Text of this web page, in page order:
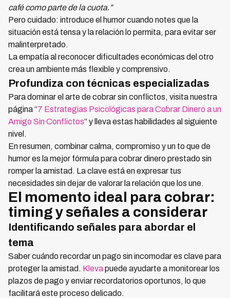
café como parte de la cuota.”
Pero cuidado: introduce el humor cuando notes que la
situación está tensa y la relación lo permita, para evitar ser
malinterpretado.
La empatía al reconocer dificultades económicas del otro
crea un ambiente más flexible y comprensivo.
Profundiza con técnicas especializadas
Para dominar el arte de cobrar sin conflictos, visita nuestra
página “7 Estrategias Psicológicas para Cobrar Dinero a un
Amigo Sin Conflictos” y lleva estas habilidades al siguiente
nivel.
En resumen, combinar calma, compromiso y un to que de
humor es la mejor fórmula para cobrar dinero prestado sin
romper la amistad. La clave está en expresar tus
necesidades sin dejar de valorar la relación que los une.
El momento ideal para cobrar:
timing y señales a considerar
Identificando señales para abordar el
tema
Saber cuándo recordar un pago sin incomodar es clave para
proteger la amistad. Klevapuede ayudarte a monitorear los
plazos de pago y enviar recordatorios oportunos, lo que
facilitará este proceso delicado.